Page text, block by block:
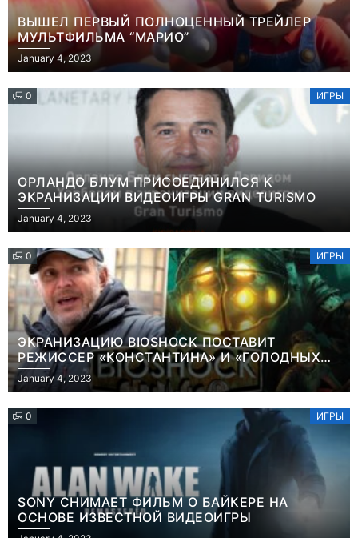
ВЫШЕЛ ПЕРВЫЙ ПОЛНОЦЕННЫЙ ТРЕЙЛЕР
МУЛЬТФИЛЬМА “МАРИО”
January 4, 2023
0 ИГРЫ
ОРЛАНДО БЛУМ ПРИСОЕДИНИЛСЯ К
ЭКРАНИЗАЦИИ ВИДЕОИГРЫ GRAN TURISMO
January 4, 2023
0 ИГРЫ
ЭКРАНИЗАЦИЮ BIOSHOCK ПОСТАВИТ
РЕЖИССЕР «КОНСТАНТИНА» И «ГОЛОДНЫХ
ИГР»
January 4, 2023
0 ИГРЫ
SONY СНИМАЕТ ФИЛЬМ О БАЙКЕРЕ НА
ОСНОВЕ ИЗВЕСТНОЙ ВИДЕОИГРЫ
Игры